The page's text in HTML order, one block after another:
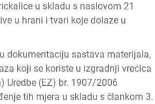
u skladu s naslovom 21
u hrani i tvari koje dolaze u
dokumentaciju sastava materijala,
koji se koriste u izgradnji vrećica
Uredbe (EZ) br. 1907/2006
tih mjera u skladu s člankom 3.